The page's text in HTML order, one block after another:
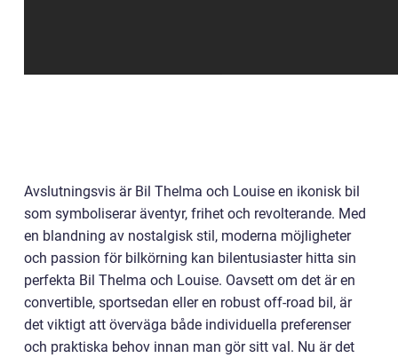
Avslutningsvis är Bil Thelma och Louise en ikonisk bil
som symboliserar äventyr, frihet och revolterande. Med
en blandning av nostalgisk stil, moderna möjligheter
och passion för bilkörning kan bilentusiaster hitta sin
perfekta Bil Thelma och Louise. Oavsett om det är en
convertible, sportsedan eller en robust off-road bil, är
det viktigt att överväga både individuella preferenser
och praktiska behov innan man gör sitt val. Nu är det